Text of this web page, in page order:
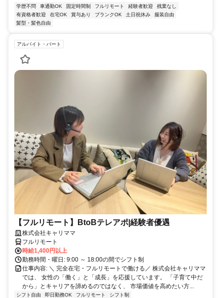
学歴不問 車通勤OK 固定時間制 フルリモート 経験者歓迎
残業なし
有資格者歓迎
在宅OK 賞与あり ブランクOK 土日祝休み
服装自由
髪型・髪色自由
アルバイト・パート
【フルリモート】BtoBテレアポ|経験者優遇
株式会社キャリママ
フルリモート
時給1,400円以上
勤務時間・曜日: 9:00 ～ 18:00の間でシフト制
仕事内容: ＼ 完全在宅・フルリモートで働ける／ 株式会社キャリママ
では、 女性の「働く」と「成長」を応援しています。 「子育て中だ
から」とキャリアを諦めるのではなく、 市場価値を高めたい方...
シフト自由 即日勤務OK フルリモート シフト制